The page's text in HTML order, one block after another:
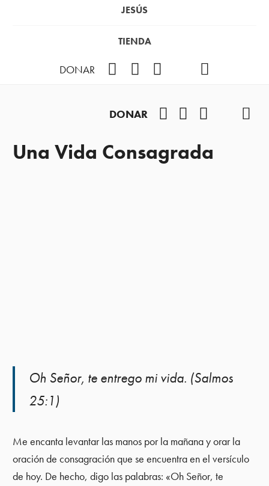
JESÚS
TIENDA
DONAR
DONAR
Una Vida Consagrada
Oh Señor, te entrego mi vida. (Salmos
25:1)
Me encanta levantar las manos por la mañana y orar la
oración de consagración que se encuentra en el versículo
de hoy. De hecho, digo las palabras: «Oh Señor, te